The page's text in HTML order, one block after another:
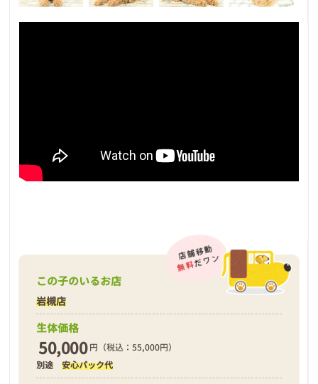
この子のいるお店
岩槻店
生体価格
50,000 円（税込：55,000円）
別途安心パック代